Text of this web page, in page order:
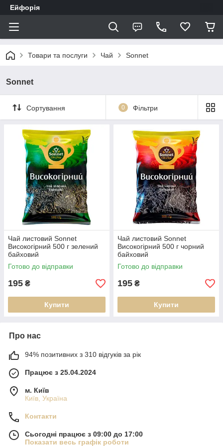
Ейфорія
Товари та послуги Чай Sonnet
Sonnet
Сортування 0 Фільтри
Чай листовий Sonnet
Високогірний 500 г зелений
байховий
Готово до відправки
195 ₴
Купити
Чай листовий Sonnet
Високогірний 500 г чорний
байховий
Готово до відправки
195 ₴
Купити
Про нас
94% позитивних з 310 відгуків за рік
Працює з 25.04.2024
м. Київ
Київ, Україна
Контакти
Сьогодні працює з 09:00 до 17:00
Показати весь графік роботи